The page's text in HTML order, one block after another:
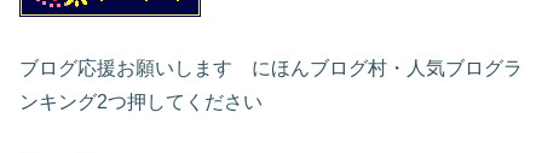
ブログ応援お願いします にほんブログ村・人気ブログラ
ンキング2つ押してください